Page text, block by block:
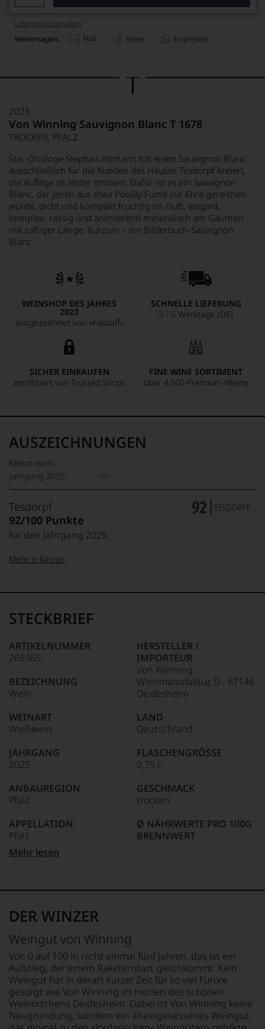
Lebensmittel­angaben
Weitersagen: Mail Teilen Empfehlen
2025
Von Winning Sauvignon Blanc T 1678
TROCKEN, PFALZ
Star-Önologe Stephan Attmann hat einen Sauvignon Blanc
ausschließlich für die Kunden des Hauses Tesdorpf kreiert,
die Auflage ist leider limitiert. Dafür ist es ein Sauvignon
Blanc, der jenen aus etwa Pouilly Fumé zur Ehre gereichen
würde, dicht und kompakt fruchtig im Duft, elegant,
komplex, rassig und animierend mineralisch am Gaumen
mit saftiger Länge. Kurzum – ein Bilderbuch-Sauvignon
Blanc.
WEINSHOP DES JAHRES
2023
ausgezeichnet von »Falstaff«
SCHNELLE LIEFERUNG
3 - 5 Werktage (DE)
SICHER EINKAUFEN
zertifiziert von Trusted Shops
FINE WINE SORTIMENT
über 4.500 Premium-Weine
AUSZEICHNUNGEN
Filtern nach
Jahrgang 2025
Tesdorpf
92/100 Punkte
für den Jahrgang 2025
95–98 Punkte:
90–94 Punkte:
Unter 85 Punkte:
Name
Tesdorpf
für
»Fine
für
die
edlen
Weine
der
Welt,
kaum
ein
Das
dokumentieren
auch
und
gerade
mit
Medaillen
Weinjournalisten
Fachpublikationen
unseren
Aussendungen
oder
in
unserem
Webshop,
Mehr erfahren
STECKBRIEF
ARTIKELNUMMER
269365
BEZEICHNUNG
Wein
WEINART
Weißwein
JAHRGANG
2025
ANBAUREGION
Pfalz
APPELLATION
Pfalz
REBSORTEN
TRINKTEMPERATUR
12 % Vol.
LAGERPOTENTIAL
2029
VERSCHLUSS
Drehverschluss
HERSTELLER /
IMPORTEUR
Von Winning
Weinmanufaktur, D - 67146
Deidesheim
LAND
Deutschland
FLASCHENGRÖSSE
0,75 L
GESCHMACK
trocken
Ø NÄHRWERTE PRO 100G
BRENNWERT
Fettsäuren: 0 g
0 g
SALZ
0 g
ZUTATEN
Trauben,
Konservierungsmittel:
Mehr lesen
DER WINZER
Weingut von Winning
Von 0 auf 100 in nicht einmal fünf Jahren, das ist ein
Aufstieg, der einem Raketenstart gleichkommt. Kein
Weingut hat in derart kurzer Zeit für so viel Furore
gesorgt wie Von Winning im Herzen des schönen
Weinörtchens Deidesheim. Dabei ist Von Winning keine
Neugründung, sondern ein alteingesessenes Weingut,